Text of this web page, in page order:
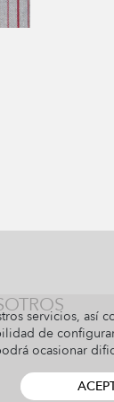
servicios, así
de
ocasionar